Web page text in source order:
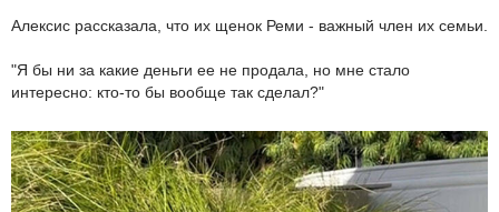
Алексис рассказала, что их щенок Реми - важный член их семьи.
"Я бы ни за какие деньги ее не продала, но мне стало
интересно: кто-то бы вообще так сделал?"